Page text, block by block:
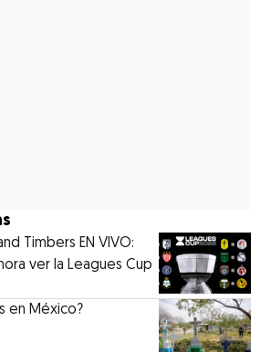
Timbers EN VIVO:
ver la Leagues Cup
en México?